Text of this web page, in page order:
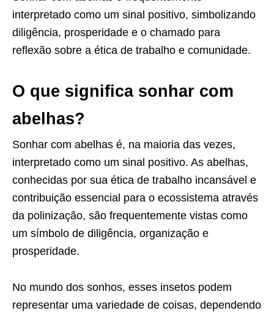
interpretado como um sinal positivo, simbolizando
diligência, prosperidade e o chamado para
reflexão sobre a ética de trabalho e comunidade.
O que significa sonhar com
abelhas?
Sonhar com abelhas é, na maioria das vezes,
interpretado como um sinal positivo. As abelhas,
conhecidas por sua ética de trabalho incansável e
contribuição essencial para o ecossistema através
da polinização, são frequentemente vistas como
um símbolo de diligência, organização e
prosperidade.
No mundo dos sonhos, esses insetos podem
representar uma variedade de coisas, dependendo